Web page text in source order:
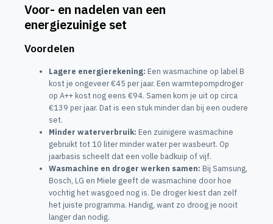
Voor- en nadelen van een
energiezuinige set
Voordelen
Lagere energierekening: Een wasmachine op label B
kost je ongeveer €45 per jaar. Een warmtepompdroger
op A++ kost nog eens €94. Samen kom je uit op circa
€139 per jaar. Dat is een stuk minder dan bij een oudere
set.
Minder waterverbruik: Een zuinigere wasmachine
gebruikt tot 10 liter minder water per wasbeurt. Op
jaarbasis scheelt dat een volle badkuip of vijf.
Wasmachine en droger werken samen: Bij Samsung,
Bosch, LG en Miele geeft de wasmachine door hoe
vochtig het wasgoed nog is. De droger kiest dan zelf
het juiste programma. Handig, want zo droog je nooit
langer dan nodig.